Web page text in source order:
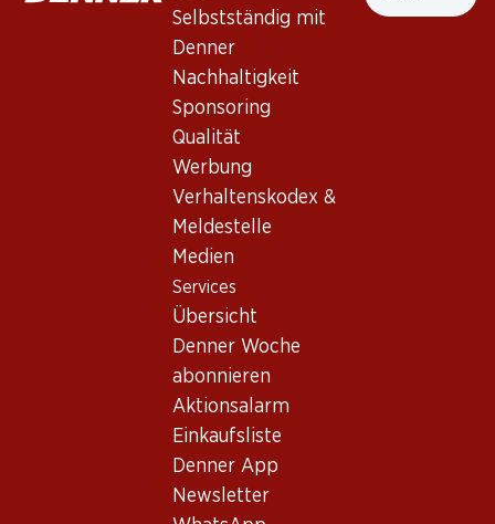
Selbstständig mit
Denner
Nachhaltigkeit
Sponsoring
Qualität
Werbung
Verhaltenskodex &
Meldestelle
Medien
Services
Übersicht
Denner Woche
abonnieren
Aktionsalarm
Einkaufsliste
Denner App
Newsletter
Château Smith Haut Lafitte
Blanc Pessac-Léognan
3 Produkten
Nach Oben
Bleiben Sie mit dem Denner Newsletter immer auf dem
neusten Stand. Melden Sie sich jetzt an!